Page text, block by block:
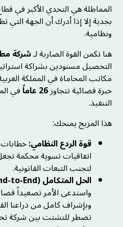
المماطلة هي التحدي الأكبر في
بجدية إلا إذا أدرك أن الجهة التي
ونظامية.
هنا تكمن القوة الضاربة لـشركة
التحصيل مسنودين بشراكة
مكاتب المحاماة في المملكة
خبرة قضائية تتجاوز26 عاماً في
التنفيذ.
هذا المزيج يمنحك:
قوة الردع النظامي:خطابات
اتفاقيات تسوية محكمة
لتجنب التبعات القانونية.
الحل المتكامل (End-to-End):
واستدعى الأمر تصعيداً
وبإشراف كامل من ذراعنا
تضطر للتشتت بين شركة